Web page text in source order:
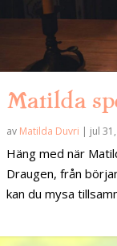
Matilda
av Matilda Duvri | jul
Häng med när
Draugen, från
kan du mysa